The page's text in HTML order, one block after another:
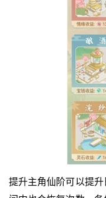
提升主角仙阶可以提